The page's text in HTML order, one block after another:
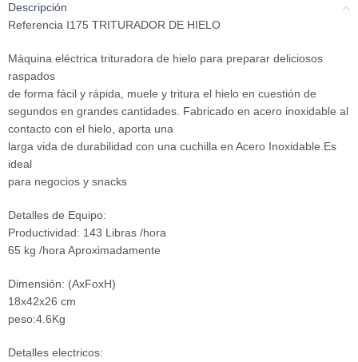
Descripción
Referencia I175 TRITURADOR DE HIELO
Máquina eléctrica trituradora de hielo para preparar deliciosos
raspados
de forma fácil y rápida, muele y tritura el hielo en cuestión de
segundos en grandes cantidades. Fabricado en acero inoxidable al
contacto con el hielo, aporta una
larga vida de durabilidad con una cuchilla en Acero Inoxidable.Es
ideal
para negocios y snacks
Detalles de Equipo:
Productividad: 143 Libras /hora
65 kg /hora Aproximadamente
Dimensión: (AxFoxH)
18x42x26 cm
peso:4.6Kg
Detalles electricos: